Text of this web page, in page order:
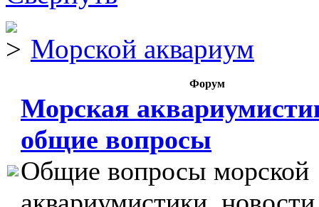
Морской аквариум
Форум
Морская
общие вопросы
Общие вопросы морской